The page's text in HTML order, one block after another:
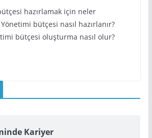
hazırlamak için neler
Yönetimi bütçesi nasıl hazırlanır?
bütçesi oluşturma nasıl olur?
Kariyer